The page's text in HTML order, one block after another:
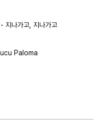
지나가고, 지나가고
Paloma